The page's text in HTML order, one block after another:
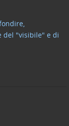
del "visibile" e di